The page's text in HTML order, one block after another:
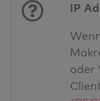
IP
oder